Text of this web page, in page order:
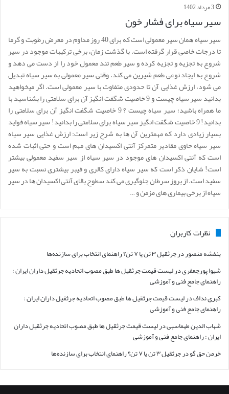
3 مرداد 1402
سیر سیاه برای فشار خون
سیر سیاه همان سیر معمولی است که برای 40 روز مداوم در معرض رطوبت و گرما
تا درجات خاصی قرار گرفته است. با گذشت زمان، برخی ترکیبات موجود در سیر
شروع به تجزیه و تجزیه کرده و سیر طعم تند معمول خود را از دست می دهد و
شروع به ایجاد نوعی طعم شیرین می کند. وقتی سیر معمولی به سیر سیاه تبدیل
می شود، ارزش غذایی آن تا حدودی متفاوت با سیر معمولی است. اگر میخواهید
بدانید سیر سیاه چیست و 9 خاصیت شگفت انگیز آن برای سلامتی را بشناسید با
ما همراه باشید؛ سیر سیاه چیست ؟ 9 خاصیت شگفت انگیز آن برای سلامتی را
بدانید! 9 خاصیت شگفت انگیز سیر سیاه برای سلامتی را بدانید! سیر سیاه فواید
بسیار زیادی دارد که مهمترین آن ها به شرح زیر است: ارزش غذایی سیر سیاه
سیر سیاه حاوی مقادیر متمرکز آنتی اکسیدان های مهم است و حتی اثبات شده
است که آنتی اکسیدان های موجود در سیر سیاه از سیر سفید معمولی بیشتر
است! شایان ذکر است که سیر سیاه دارای کالری و فیبر بیشتری نسبت به سیر
سفید است. از بروز سرطان جلوگیری می کند سطوح بالای آنتی اکسیدان ها در سیر
سیاه از برخی بیماری های مزمن و …
نظرات کاربران
بنفشه منصوردرجرثقیل ۳ تن یا ۷ تن؟ راهنمای انتخاب برای سازنده‌ها
شیوا پورجعفریدرلیست قیمت جرثقیل ها طبق مصوب اتحادیه جرثقیل داران ایران :
راهنمای جامع فنی و آموزشی
کبری ندافدرلیست قیمت جرثقیل ها طبق مصوب اتحادیه جرثقیل داران ایران :
راهنمای جامع فنی و آموزشی
شهاب الدین طهماسبیدرلیست قیمت جرثقیل ها طبق مصوب اتحادیه جرثقیل داران
ایران : راهنمای جامع فنی و آموزشی
خرمن حق گودرجرثقیل ۳ تن یا ۷ تن؟ راهنمای انتخاب برای سازنده‌ها